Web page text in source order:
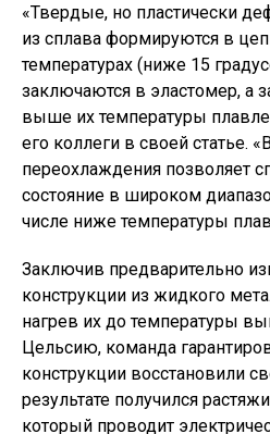
«Твердые, но пластически
из сплава формируются в
температурах (ниже 15
заключаются в эластомер, а
выше их температуры
его коллеги в своей статье.
переохлаждения позволяет
состояние в широком
числе ниже температуры
Заключив предварительно
конструкции из жидкого
нагрев их до температуры
Цельсию, команда
конструкции восстановили
результате получился
который проводит